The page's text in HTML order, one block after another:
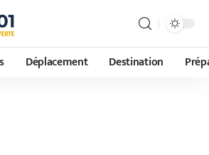
Déplacement Destination